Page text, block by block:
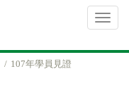
107年學員見證